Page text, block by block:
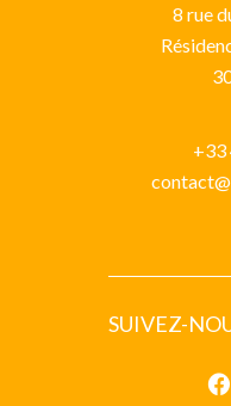
8 rue
+33
SUIVEZ-